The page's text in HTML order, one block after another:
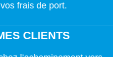
frais de port.
CLIENTS